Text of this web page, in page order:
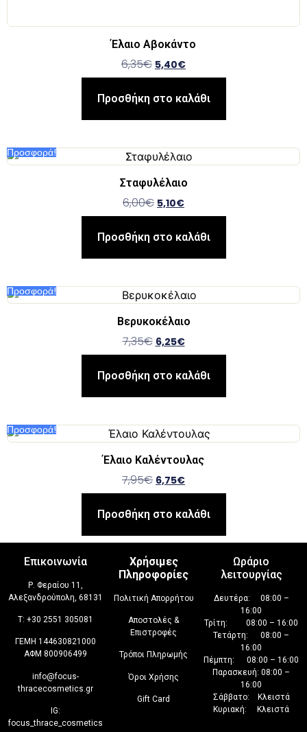
Έλαιο Αβοκάντο
6,35€ 5,40€
Προσθήκη στο καλάθι
Προσφορά!
Σταφυλέλαιο
6,00€ 5,10€
Προσθήκη στο καλάθι
Προσφορά!
Βερυκοκέλαιο
7,35€ 6,25€
Προσθήκη στο καλάθι
Προσφορά!
Έλαιο Καλέντουλας
7,95€ 6,75€
Προσθήκη στο καλάθι
Επικοινωνία
Ρ. Φεραίου 11,
Αλεξανδρούπολη, 68131
T:+30 2551 305081
ΓΕΜΗ 144630821000
ΑΦΜ 800906499
info@focus-
thracecosmetics.gr
IG:
focus_thrace_cosmetics
Χρήσιμες
Πληροφορίες
Πολιτική Απορρήτου
Αποστολές &
Επιστροφές
Τρόποι Πληρωμής
Όροι Χρήσης
Gift Card
Ωράριο
λειτουργίας
Δευτέρα: 08:00 –
16:00
Τρίτη: 08:00 – 16:00
Τετάρτη: 08:00 –
16:00
Πέμπτη: 08:00 – 16:00
Παρασκευή: 08:00 –
16:00
Σάββατο: Κλειστά
Κυριακή: Κλειστά